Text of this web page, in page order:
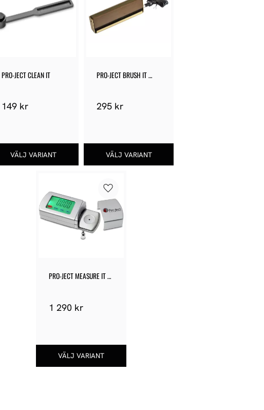
PRO-JECT CLEAN IT
149kr
PRO-JECT BRUSH IT
295kr
PRO-JECT MEASURE IT
1 290 kr
Lägg till i favoriter